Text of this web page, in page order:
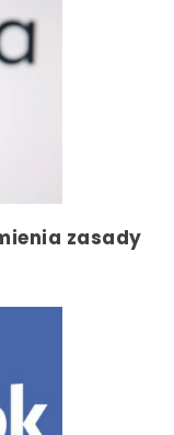
zasady